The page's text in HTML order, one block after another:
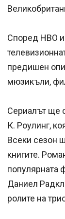
Според HBO
предишен
мюзикъли,
Сериалът ще
К. Роулинг,
Всеки сезон
книгите.
популярната
Даниел
ролите на